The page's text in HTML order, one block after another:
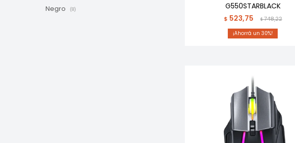
G550STARBLACK
$ 523,75 $748,22
30
Negro (8)